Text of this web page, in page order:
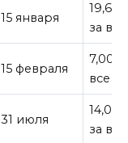
15 января
за все
15 февраля
все
31 июля
за все